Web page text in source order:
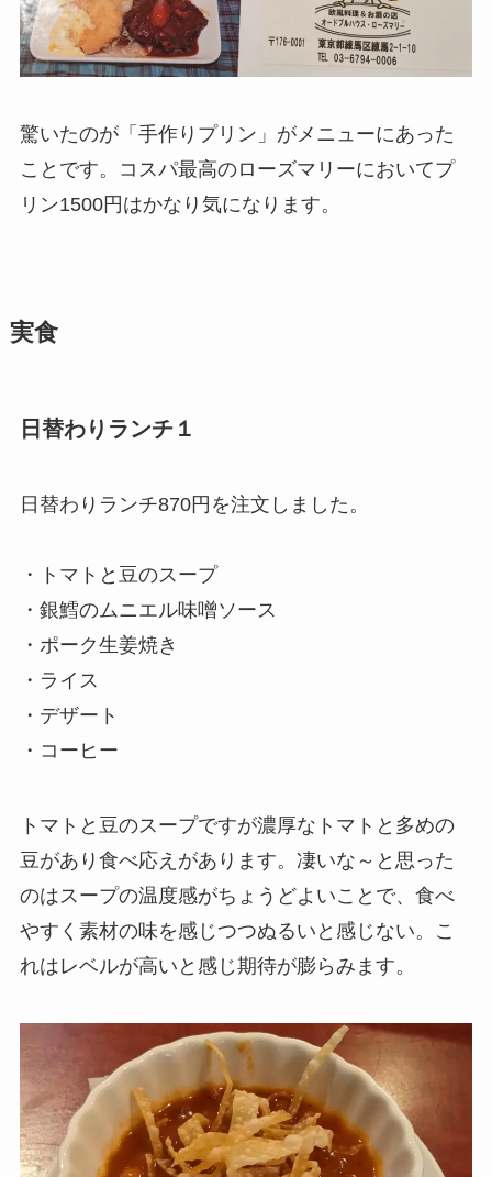
驚いたのが「手作りプリン」がメニューにあった
ことです。コスパ最高のローズマリーにおいてプ
リン1500円はかなり気になります。
実食
日替わりランチ１
日替わりランチ870円を注文しました。
・トマトと豆のスープ
・銀鱈のムニエル味噌ソース
・ポーク生姜焼き
・ライス
・デザート
・コーヒー
トマトと豆のスープですが濃厚なトマトと多めの
豆があり食べ応えがあります。凄いな～と思った
のはスープの温度感がちょうどよいことで、食べ
やすく素材の味を感じつつぬるいと感じない。こ
れはレベルが高いと感じ期待が膨らみます。